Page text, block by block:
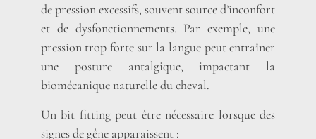
de pression excessifs, souvent source d’inconfort
et de dysfonctionnements. Par exemple, une
pression trop forte sur la langue peut entraîner
une posture antalgique, impactant la
biomécanique naturelle du cheval.
Un bit fitting peut être nécessaire lorsque des
signes de gêne apparaissent :